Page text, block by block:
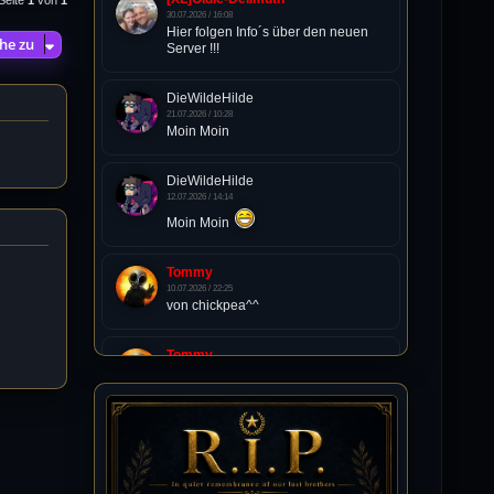
zu
30.07.2026 / 16:08
Hier folgen Info´s über den neuen
Server !!!
DieWildeHilde
21.07.2026 / 10:28
Moin Moin
DieWildeHilde
12.07.2026 / 14:14
Moin Moin
Tommy
10.07.2026 / 22:25
von chickpea^^
Tommy
Letzte Aktivität:
27. Dez 2023, 22:48
DieWildeHilde
10.07.2026 / 12:48